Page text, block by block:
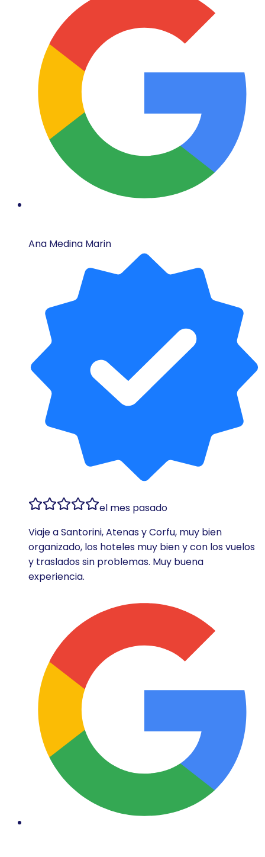
Ana Medina Marin
el mes pasado
Viaje a Santorini, Atenas y Corfu, muy bien
organizado, los hoteles muy bien y con los vuelos
y traslados sin problemas. Muy buena
experiencia.